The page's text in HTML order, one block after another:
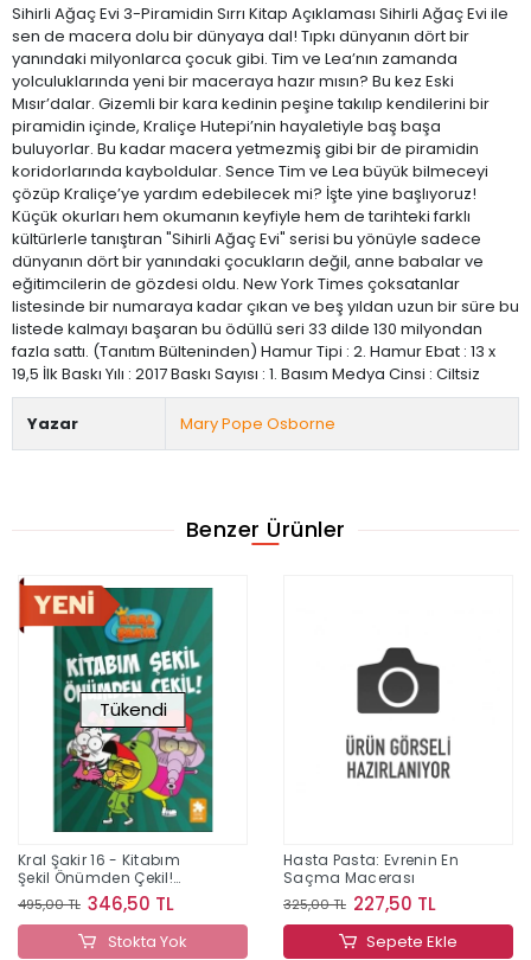
Sihirli Ağaç Evi 3-Piramidin Sırrı Kitap Açıklaması Sihirli Ağaç Evi ile
sen de macera dolu bir dünyaya dal! Tıpkı dünyanın dört bir
yanındaki milyonlarca çocuk gibi. Tim ve Lea’nın zamanda
yolculuklarında yeni bir maceraya hazır mısın? Bu kez Eski
Mısır’dalar. Gizemli bir kara kedinin peşine takılıp kendilerini bir
piramidin içinde, Kraliçe Hutepi’nin hayaletiyle baş başa
buluyorlar. Bu kadar macera yetmezmiş gibi bir de piramidin
koridorlarında kayboldular. Sence Tim ve Lea büyük bilmeceyi
çözüp Kraliçe’ye yardım edebilecek mi? İşte yine başlıyoruz!
Küçük okurları hem okumanın keyfiyle hem de tarihteki farklı
kültürlerle tanıştıran "Sihirli Ağaç Evi" serisi bu yönüyle sadece
dünyanın dört bir yanındaki çocukların değil, anne babalar ve
eğitimcilerin de gözdesi oldu. New York Times çoksatanlar
listesinde bir numaraya kadar çıkan ve beş yıldan uzun bir süre bu
listede kalmayı başaran bu ödüllü seri 33 dilde 130 milyondan
fazla sattı. (Tanıtım Bülteninden) Hamur Tipi : 2. Hamur Ebat : 13 x
19,5 İlk Baskı Yılı : 2017 Baskı Sayısı : 1. Basım Medya Cinsi : Ciltsiz
Yazar Mary Pope Osborne
Benzer Ürünler
Tükendi
Kral Şakir 16 - Kitabım
Şekil Önümden Çekil!
(Ciltli)
495,00 TL 346,50 TL
Stokta Yok
Hasta Pasta: Evrenin En
Saçma Macerası
325,00 TL 227,50 TL
Sepete Ekle